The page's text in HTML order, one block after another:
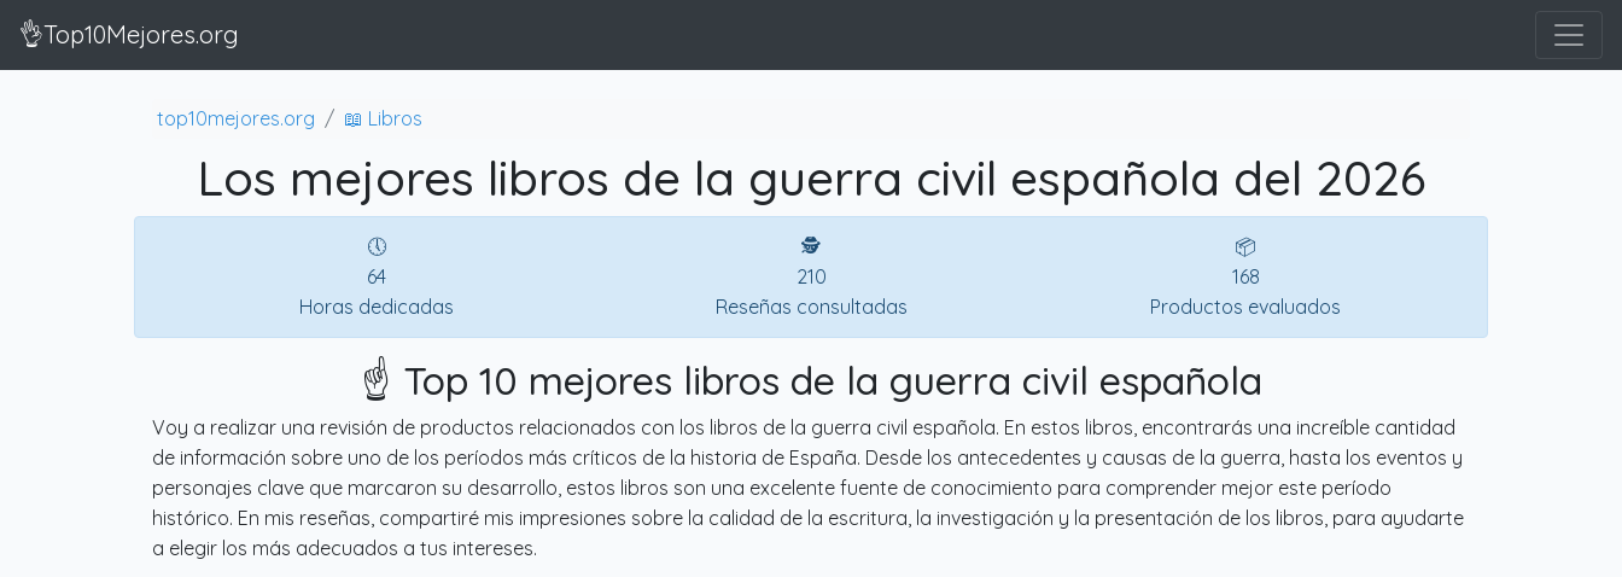
👌Top10Mejores.org
top10mejores.org 📖 Libros
Los mejores libros de la guerra civil española del 2026
🕔
64
Horas dedicadas
🕵
210
Reseñas consultadas
📦
168
Productos evaluados
☝️ Top 10 mejores libros de la guerra civil española
Voy a realizar una revisión de productos relacionados con los libros de la guerra civil española. En estos libros, encontrarás una increíble cantidad
de información sobre uno de los períodos más críticos de la historia de España. Desde los antecedentes y causas de la guerra, hasta los eventos y
personajes clave que marcaron su desarrollo, estos libros son una excelente fuente de conocimiento para comprender mejor este período
histórico. En mis reseñas, compartiré mis impresiones sobre la calidad de la escritura, la investigación y la presentación de los libros, para ayudarte
a elegir los más adecuados a tus intereses.